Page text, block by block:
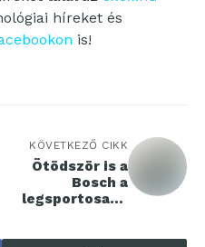
híreket és
is!
KÖVETKEZŐ CIKK
Ötödször is a
Bosch a
legsportosabb